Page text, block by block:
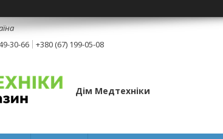
30-66 +380 (67) 199-05-08
Дім Медтехніки